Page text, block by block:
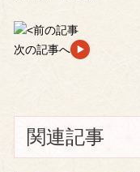
前の記事
次の記事へ
関連記事